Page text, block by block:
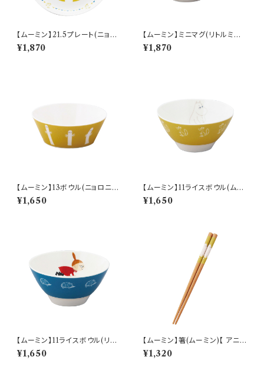
【ムーミン】21.5プレート(ニョロ
ニョロ)【 アニメーション】
¥1,870
【ムーミン】ミニマグ(リトルミイ)
【 アニメーション】
¥1,870
【ムーミン】13ボウル(ニョロニョ
ロ)【 アニメーション】
¥1,650
【ムーミン】11ライスボウル(ムー
ミン)【 アニメーション】
¥1,650
【ムーミン】11ライスボウル(リト
ルミイ)【 アニメーション】
¥1,650
【ムーミン】箸(ムーミン)【 アニメ
ーション】
¥1,320